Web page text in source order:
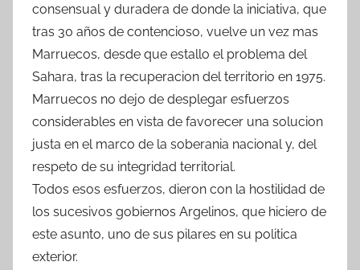
consensual y duradera de donde la iniciativa, que
tras 30 años de contencioso, vuelve un vez mas
Marruecos, desde que estallo el problema del
Sahara, tras la recuperacion del territorio en 1975.
Marruecos no dejo de desplegar esfuerzos
considerables en vista de favorecer una solucion
justa en el marco de la soberania nacional y, del
respeto de su integridad territorial.
Todos esos esfuerzos, dieron con la hostilidad de
los sucesivos gobiernos Argelinos, que hiciero de
este asunto, uno de sus pilares en su politica
exterior.